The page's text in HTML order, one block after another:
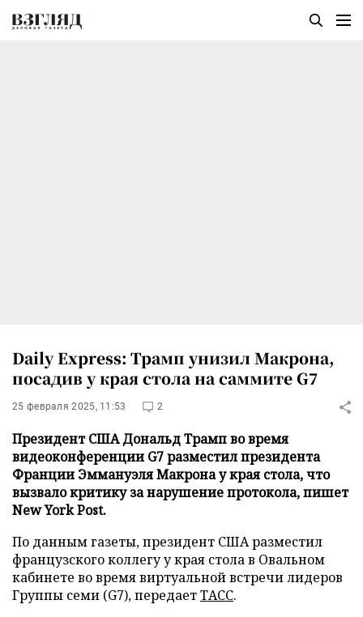
Daily Express: Трамп унизил Макрона,
посадив у края стола на саммите G7
25 февраля 2025, 11:53 2
Президент США Дональд Трамп во время
видеоконференции G7 разместил президента
Франции Эммануэля Макрона у края стола, что
вызвало критику за нарушение протокола, пишет
New York Post.
По данным газеты, президент США разместил
французского коллегу у края стола в Овальном
кабинете во время виртуальной встречи лидеров
Группы семи (G7), передаетТАСС.